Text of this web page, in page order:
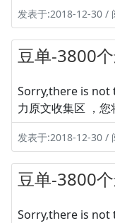
发表于:2018-12-30 /
豆单-3800
Sorry,there is not
力原文收集区 ，您
发表于:2018-12-30 /
豆单-3800
Sorry,there is not